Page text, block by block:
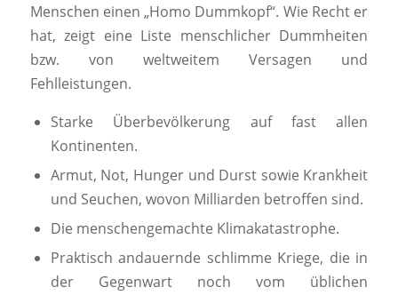
Menschen einen „Homo Dummkopf“. Wie Recht er
hat, zeigt eine Liste menschlicher Dummheiten
bzw. von weltweitem Versagen und
Fehlleistungen.
Starke Überbevölkerung auf fast allen
Kontinenten.
Armut, Not, Hunger und Durst sowie Krankheit
und Seuchen, wovon Milliarden betroffen sind.
Die menschengemachte Klimakatastrophe.
Praktisch andauernde schlimme Kriege, die in
der Gegenwart noch vom üblichen